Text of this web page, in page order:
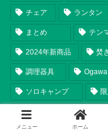
チェア ランタン
まとめ テン
2024年新商品 焚
調理器具 Ogawa
ソロキャンプ
2026年
メニュー ホーム